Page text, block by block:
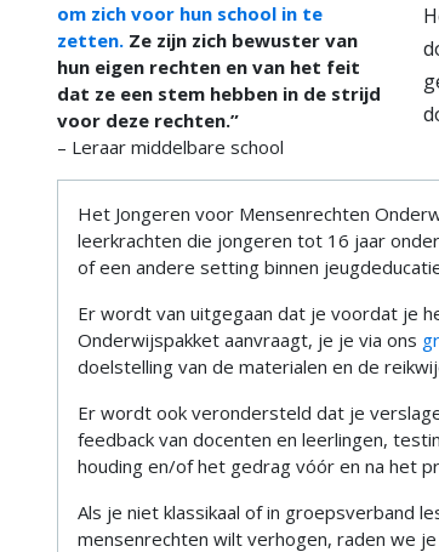
om zich voor hun school in te
zetten. Ze zijn zich bewuster van
hun eigen rechten en van het feit
dat ze een stem hebben in de strijd
voor deze rechten.”
– Leraar middelbare school
Het Jongeren voor Mensenrechten
leerkrachten die jongeren tot 16 jaar
of een andere setting binnen
Er wordt van uitgegaan dat je voordat je
Onderwijspakket aanvraagt, je je via ons
doelstelling van de materialen en de
Er wordt ook verondersteld dat je
feedback van docenten en leerlingen,
houding en/of het gedrag vóór en na het
Als je niet klassikaal of in groepsverband
mensenrechten wilt verhogen, raden we je